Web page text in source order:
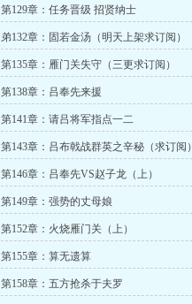
第129章：任务晋级 招贤纳士
弟132章：固若金汤（明天上架求订阅）
第135章：雁门关失守（三更求订阅）
第138章：吕奉先来援
第141章：请吕将军指点一二
第143章：吕布戟战群英之辛秘（求订阅）
第146章：吕奉先VS赵子龙（上）
第149章：强势的丈母娘
第152章：火烧雁门关（上）
第155章：算无遗算
第158章：五方抢杀于夫罗